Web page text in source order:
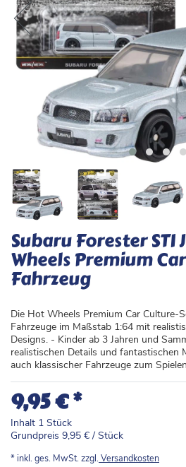
Subaru Forester STI
Wheels Premium
Fahrzeug
Die Hot Wheels Premium Car Culture-
Fahrzeuge im Maßstab 1:64 mit
Designs. - Kinder ab 3 Jahren und
realistischen Details und fantastischen
auch klassischer Fahrzeuge zum
9,95 €*
Inhalt 1 Stück
Grundpreis 9,95 € / Stück
* inkl. ges. MwSt. zzgl. Versandkosten